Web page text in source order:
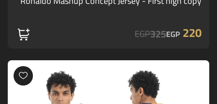
220
EGP
325
EGP